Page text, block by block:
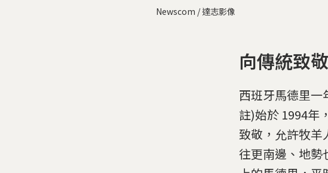
Newscom / 達志影像
向傳統致
西班牙馬德里一
註)始於 1994年
致敬，允許牧羊
往更南邊、地勢